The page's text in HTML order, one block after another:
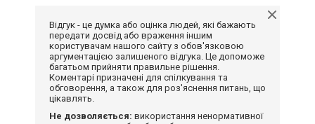
Відгук - це думка або оцінка людей, які бажають
передати досвід або враження іншим
користувачам нашого сайту з обов'язковою
аргументацією залишеного відгука. Це допоможе
багатьом прийняти правильне рішення.
Коментарі призначені для спілкування та
обговорення, а також для роз'яснення питань, що
цікавлять.
Не дозволяється: використання ненормативної